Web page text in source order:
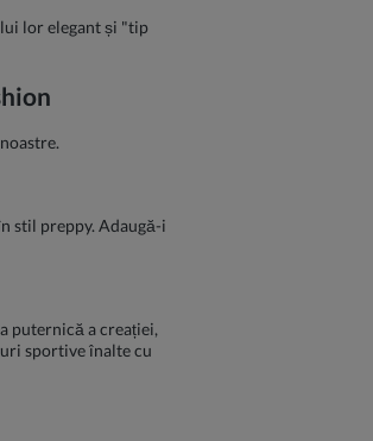
lor elegant și "tip
stil preppy. Adaugă-i
puternică a creației,
sportive înalte cu